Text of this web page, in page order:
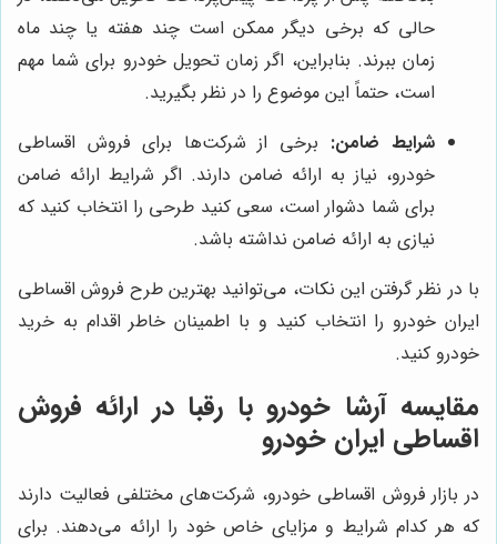
حالی که برخی دیگر ممکن است چند هفته یا چند ماه
زمان ببرند. بنابراین، اگر زمان تحویل خودرو برای شما مهم
است، حتماً این موضوع را در نظر بگیرید.
شرایط ضامن: برخی از شرکت‌ها برای فروش اقساطی
خودرو، نیاز به ارائه ضامن دارند. اگر شرایط ارائه ضامن
برای شما دشوار است، سعی کنید طرحی را انتخاب کنید که
نیازی به ارائه ضامن نداشته باشد.
با در نظر گرفتن این نکات، می‌توانید بهترین طرح فروش اقساطی
ایران خودرو را انتخاب کنید و با اطمینان خاطر اقدام به خرید
خودرو کنید.
مقایسه آرشا خودرو با رقبا در ارائه فروش
اقساطی ایران خودرو
در بازار فروش اقساطی خودرو، شرکت‌های مختلفی فعالیت دارند
که هر کدام شرایط و مزایای خاص خود را ارائه می‌دهند. برای